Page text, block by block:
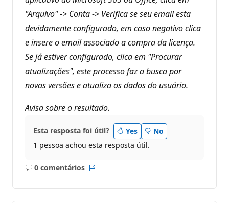
ç
o
"Arquivo" -> Conta -> Verifica se seu email esta
devidamente configurado, em caso negativo clica
e insere o email associado a compra da licença.
Se já estiver configurado, clica em "Procurar
atualizações", este processo faz a busca por
novas versões e atualiza os dados do usuário.
Avisa sobre o resultado.
Esta resposta foi útil? Yes
No
1 pessoa achou esta resposta útil.
0 comentários
Sem